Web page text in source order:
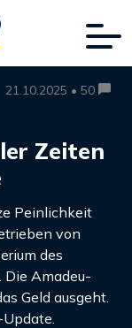
21.10.2025 • 50
Zeiten
Peinlichkeit
von
des
Die Amadeu-
Geld ausgeht.